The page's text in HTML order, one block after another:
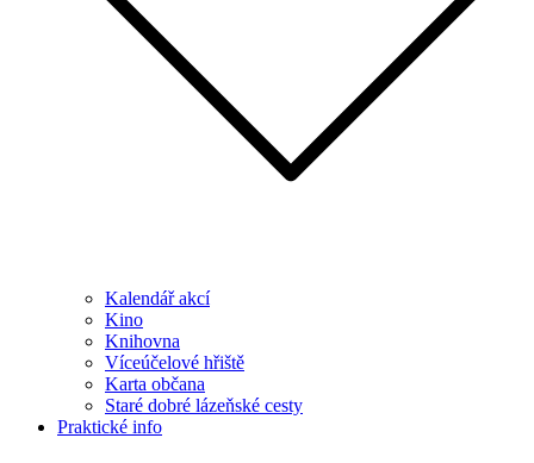
Kalendář akcí
Kino
Knihovna
Víceúčelové hřiště
Karta občana
Staré dobré lázeňské cesty
Praktické info